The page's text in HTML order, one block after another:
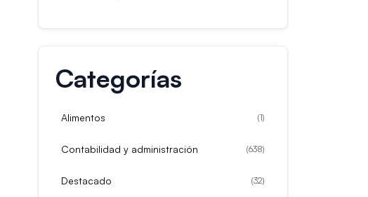
Categorías
Alimentos (1)
Contabilidad y administración (638)
Destacado (32)